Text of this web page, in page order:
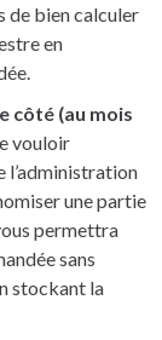
de bien calculer
en
côté (au mois
vouloir
l’administration
une partie
permettra
sans
stockant la